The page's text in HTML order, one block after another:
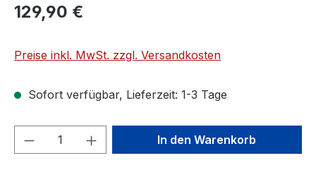
129,90 €
Preise inkl. MwSt. zzgl. Versandkosten
Sofort verfügbar, Lieferzeit: 1-3 Tage
Produkt Anzahl: Gib denIn den Warenkorb